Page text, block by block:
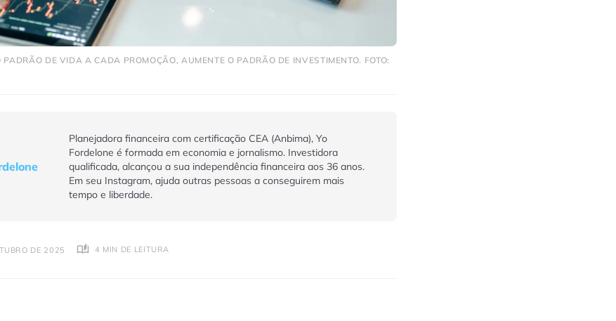
PADRÃO DE VIDA A CADA PROMOÇÃO, AUMENTE O PADRÃO DE INVESTIMENTO. FOTO:
Planejadora financeira com certificação CEA (Anbima), Yo
Fordelone é formada em economia e jornalismo. Investidora
qualificada, alcançou a sua independência financeira aos 36 anos.
Em seu Instagram, ajuda outras pessoas a conseguirem mais
tempo e liberdade.
DE 2025 4 MIN DE LEITURA